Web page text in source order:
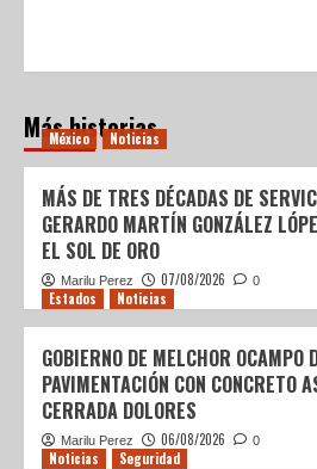
Más historias
México Noticias
MÁS DE TRES DÉCADAS DE
GERARDO MARTÍN GONZÁLEZ
EL SOL DE ORO
Marilu Perez 07/08/2026 0
Estados Noticias
GOBIERNO DE MELCHOR OCAMPO
PAVIMENTACIÓN CON CONCRETO
CERRADA DOLORES
Marilu Perez 06/08/2026 0
Noticias Seguridad